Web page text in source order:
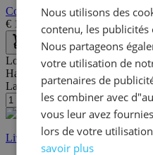
Commode Fabien - gris
€ 199,00 247,00
Longueur:40 cm
Hauteur:
Largeur/profondeur: 28 cm
Livraison rapide
Nous utilisons des
contenu, les
Nous partageons
votre utilisation de
partenaires de
les combiner avec
vous leur avez
lors de votre
savoir plus